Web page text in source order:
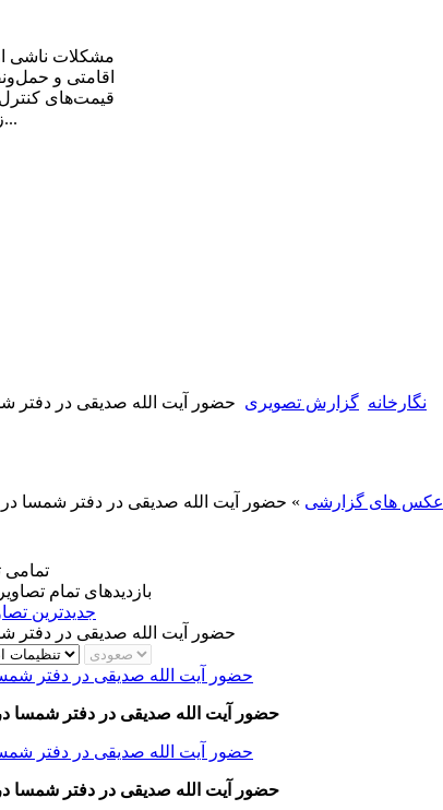
مشكلات ناشی از
اقامتی و
قیمت‌های
زیارت را بر آن داشت...
نگارخانه گزارش تصویری حضور آیت الله صدیقی در دفتر
عکس های گزارشی » حضور آیت الله صدیقی در دفتر شمسا در
تمامی
بازدیدهای تمام تصاویر
جدیدترین
حضور آیت الله صدیقی در دفتر
حضور آیت الله صدیقی در دفتر شمسا
حضور آیت الله صدیقی در دفتر شمسا